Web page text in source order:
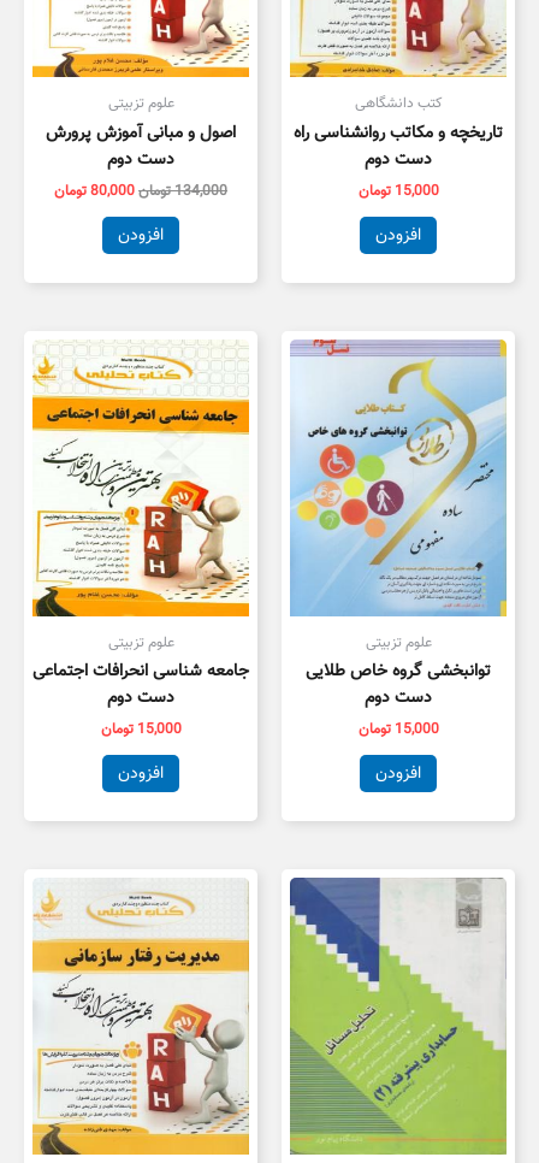
کتب دانشگاهی
تاریخچه و مکاتب روانشناسی راه
دست دوم
15,000 تومان
افزودن
علوم تزبیتی
اصول و مبانی آموزش پرورش
دست دوم
134,000تومان80,000تومان
افزودن
علوم تزبیتی
توانبخشی گروه خاص طلایی
دست دوم
15,000 تومان
افزودن
علوم تزبیتی
جامعه شناسی انحرافات اجتماعی
دست دوم
15,000 تومان
افزودن